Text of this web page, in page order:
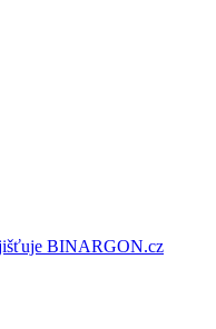
BINARGON.cz